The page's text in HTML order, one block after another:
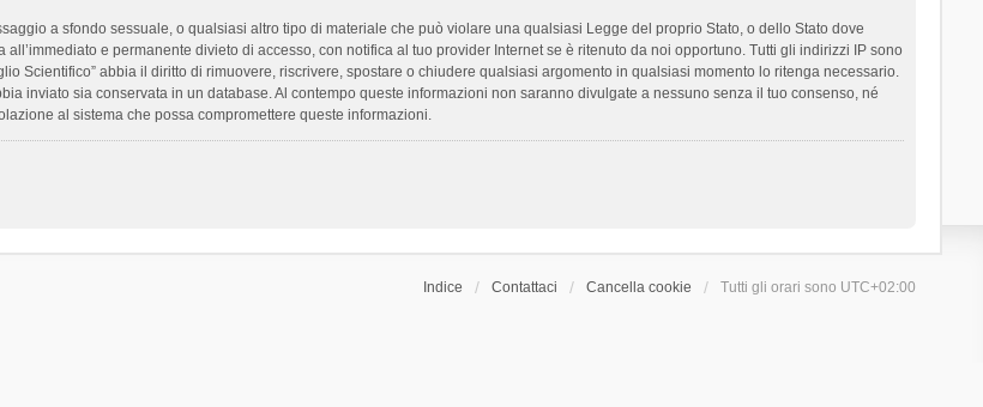
a sfondo sessuale, o qualsiasi altro tipo di materiale che può violare una qualsiasi Legge del proprio Stato, o dello Stato dove
e permanente divieto di accesso, con notifica al tuo provider Internet se è ritenuto da noi opportuno. Tutti gli indirizzi IP sono
Scientifico” abbia il diritto di rimuovere, riscrivere, spostare o chiudere qualsiasi argomento in qualsiasi momento lo ritenga necessario.
inviato sia conservata in un database. Al contempo queste informazioni non saranno divulgate a nessuno senza il tuo consenso, né
al sistema che possa compromettere queste informazioni.
Indice Contattaci Cancella cookie Tutti gli orari sono UTC+02:00